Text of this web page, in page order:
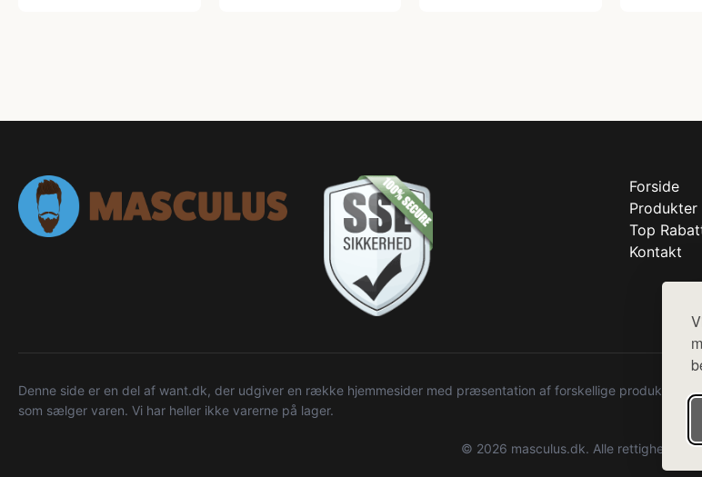
Forside
Produkter
Top
Kontakt
Denne side er en del af want.dk, der udgiver en række hjemmesider med præsentation af forskellige produkter
som sælger varen. Vi har heller ikke varerne på lager.
© 2026 masculus.dk. Alle rettigheder